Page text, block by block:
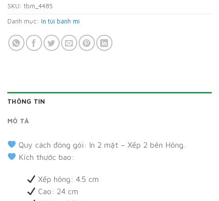
SKU: tbm_4485
Danh mục: In túi bánh mì
THÔNG TIN
MÔ TẢ
Quy cách đóng gói: In 2 mặt – Xếp 2 bên Hông.
Kích thước bao:
Xếp hông: 4.5 cm
Cao: 24 cm